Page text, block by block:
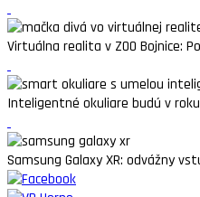
Virtuálna realita v ZOO Bojnice:
Inteligentné okuliare budú v
Samsung Galaxy XR: odvážny